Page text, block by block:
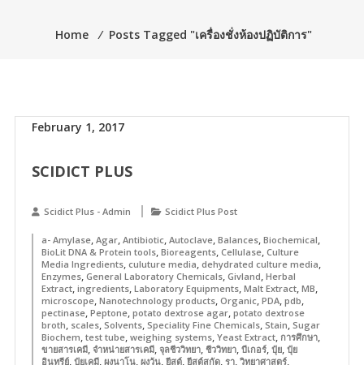
Home ⁄ Posts Tagged "เครื่องชั่งห้องปฏิบัติการ"
February 1, 2017
SCIDICT PLUS
Scidict Plus - Admin Scidict Plus Post
a- Amylase, Agar, Antibiotic, Autoclave, Balances, Biochemical,
BioLit DNA & Protein tools, Bioreagents, Cellulase, Culture
Media Ingredients, culuture media, dehydrated culture media,
Enzymes, General Laboratory Chemicals, Givland, Herbal
Extract, ingredients, Laboratory Equipments, Malt Extract, MB,
microscope, Nanotechnology products, Organic, PDA, pdb,
pectinase, Peptone, potato dextrose agar, potato dextrose
broth, scales, Solvents, Speciality Fine Chemicals, Stain, Sugar
Biochem, test tube, weighing systems, Yeast Extract, การศึกษา,
ขายสารเคมี, จำหน่ายสารเคมี, จุลชีววิทยา, ชีววิทยา, บีเกอร์, ปุ๋ย, ปุ๋ย
อินทรีย์, ปุ๋ยเคมี, ผงนาโน, ผงวุ้น, ยีสต์, ยีสต์สกัด, รา, วิทยาศาสตร์,